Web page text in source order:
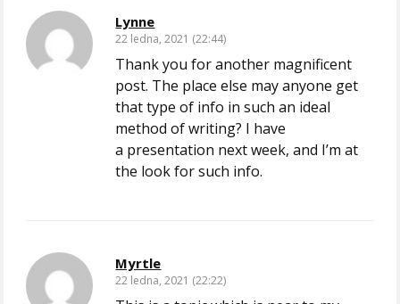
Lynne
22 ledna, 2021 (22:44)
Thank you for another magnificent
post. The place else may anyone get
that type of info in such an ideal
method of writing? I have
a presentation next week, and I’m at
the look for such info.
Myrtle
22 ledna, 2021 (22:22)